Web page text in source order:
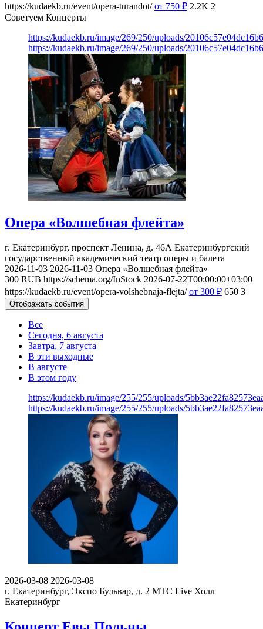
https://kudaekb.ru/event/opera-turandot/ от 750 ₽ 2.2K 2
Советуем Концерты
https://kudaekb.ru/image/269/250/uploads/
https://kudaekb.ru/image/269/250/uploads/
Опера «Волшебная флейта»
г. Екатеринбург, проспект Ленина, д. 46А Екатеринбургский
государственный академический театр оперы и балета
2026-11-03 2026-11-03 Опера «Волшебная флейта»
300 RUB https://schema.org/InStock 2026-07-22T00:00:00+03:00
https://kudaekb.ru/event/opera-volshebnaja-flejta/ от 300 ₽ 650 3
Отображать события
Все
Сегодня, 6 августа
Завтра, 7 августа
В эти выходные
В августе
В этом году
https://kudaekb.ru/image/255/255/uploads/
https://kudaekb.ru/image/255/255/uploads/
2026-03-08 2026-03-08
г. Екатеринбург, Экспо Бульвар, д. 2 МТС Live Холл
Екатеринбург